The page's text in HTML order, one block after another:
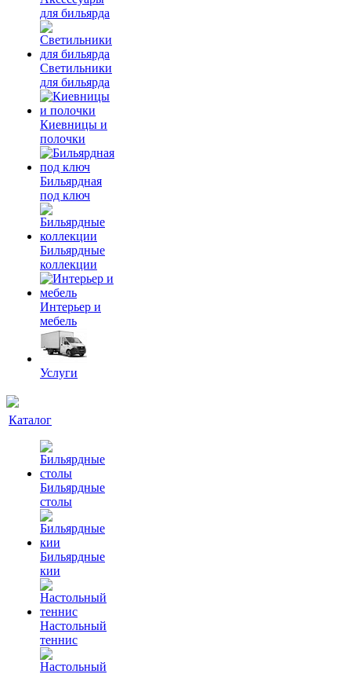
для бильярда
Светильники
для бильярда
Киевницы и
полочки
Бильярдная
под ключ
Бильярдные
коллекции
Интерьер и
мебель
Услуги
Каталог
Бильярдные
столы
Бильярдные
кии
Настольный
теннис